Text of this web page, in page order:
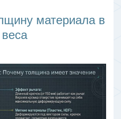
материала в